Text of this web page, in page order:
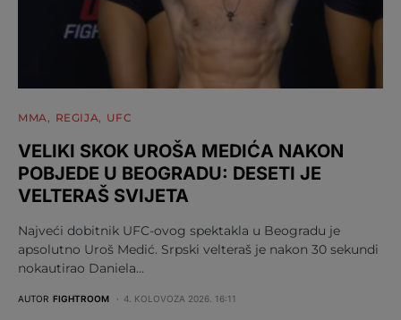
MMA REGIJA UFC
VELIKI SKOK UROŠA MEDIĆA NAKON
POBJEDE U BEOGRADU: DESETI JE
VELTERAŠ SVIJETA
Najveći dobitnik UFC-ovog spektakla u Beogradu je
apsolutno Uroš Medić. Srpski velteraš je nakon 30 sekundi
nokautirao Daniela…
AUTOR FIGHTROOM 4. KOLOVOZA 2026. 16:11